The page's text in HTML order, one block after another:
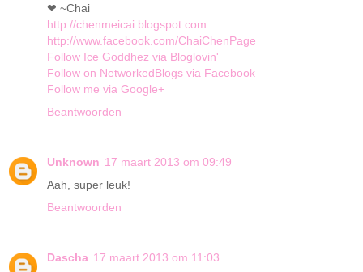
❤ ~Chai
http://chenmeicai.blogspot.com
http://www.facebook.com/ChaiChenPage
Follow Ice Goddhez via Bloglovin'
Follow on NetworkedBlogs via Facebook
Follow me via Google+
Beantwoorden
Unknown 17 maart 2013 om 09:49
Aah, super leuk!
Beantwoorden
Dascha 17 maart 2013 om 11:03